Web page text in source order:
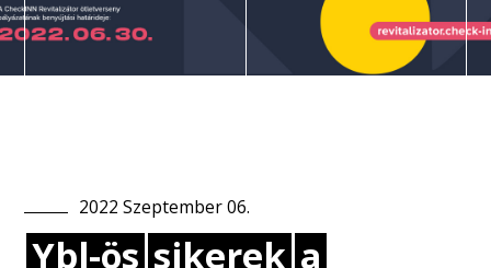
2022 Szeptember06.
Ybl-ös sikerek a